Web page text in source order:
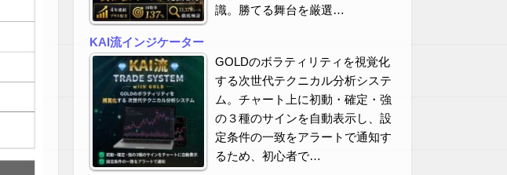
識。勝てる舞台を厳選…
KAI流インジケーター
GOLDのボラティリティを視覚化
する次世代テクニカル分析システ
ム。チャート上に初動・確定・強
の３種のサインを自動表示し、設
定条件の一致をアラートで通知す
るため、初心者で…